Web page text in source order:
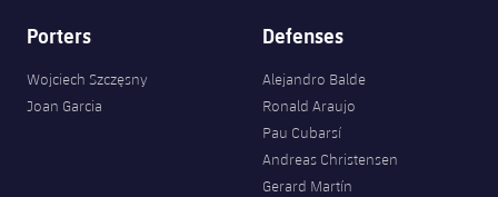
Porters
Wojciech Szczęsny
Joan Garcia
Defenses
Alejandro Balde
Ronald Araujo
Pau Cubarsí
Andreas Christensen
Gerard Martín